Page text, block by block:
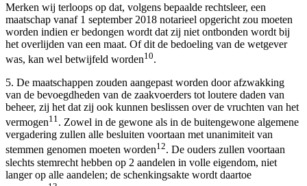
Merken wij terloops op dat, volgens bepaalde rechtsleer, een
maatschap vanaf 1 september 2018 notarieel opgericht zou moeten
worden indien er bedongen wordt dat zij niet ontbonden wordt bij
het overlijden van een maat. Of dit de bedoeling van de wetgever
was, kan wel betwijfeld worden10.
5. De maatschappen zouden aangepast worden door afzwakking
van de bevoegdheden van de zaakvoerders tot loutere daden van
beheer, zij het dat zij ook kunnen beslissen over de vruchten van het
vermogen11 . Zowel in de gewone als in de buitengewone algemene
vergadering zullen alle besluiten voortaan met unanimiteit van
stemmen genomen moeten worden12. De ouders zullen voortaan
slechts stemrecht hebben op 2 aandelen in volle eigendom, niet
langer op alle aandelen; de schenkingsakte wordt daartoe